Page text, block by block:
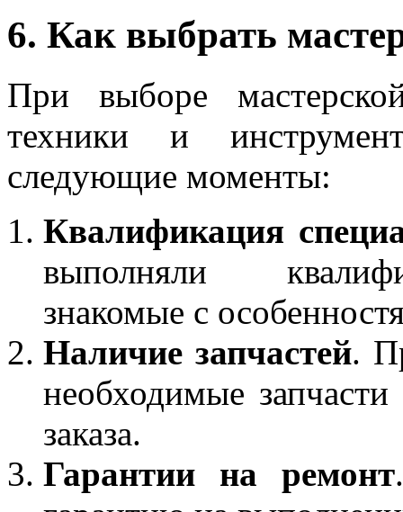
6. Как выбрать
При выборе
техники и
следующие моменты:
Квалификация
выполняли
знакомые с
Наличие запчастей.
необходимые
заказа.
Гарантии на ремонт